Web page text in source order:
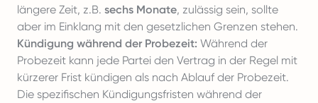
längere Zeit, z.B. sechs Monate, zulässig sein, sollte
aber im Einklang mit den gesetzlichen Grenzen stehen.
Kündigung während der Probezeit: Während der
Probezeit kann jede Partei den Vertrag in der Regel mit
kürzerer Frist kündigen als nach Ablauf der Probezeit.
Die spezifischen Kündigungsfristen während der